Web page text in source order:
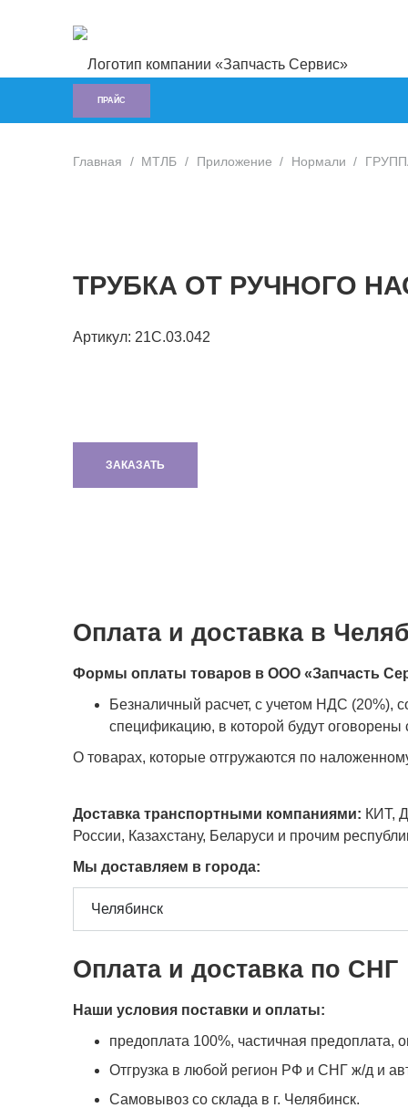
ПРАЙС
Главная / МТЛБ / Приложение / Нормали /
ТРУБКА ОТ РУЧНОГО
Артикул: 21С.03.042
ЗАКАЗАТЬ
Оплата и доставка в
Формы оплаты товаров в ООО «Запчасть
Безналичный расчет, с учетом НДС (20%),
спецификацию, в которой будут оговорены
О товарах, которые отгружаются по
Доставка транспортными компаниями: КИТ,
России, Казахстану, Беларуси и прочим
Мы доставляем в города:
Оплата и доставка по СНГ
Наши условия поставки и оплаты:
предоплата 100%, частичная предоплата,
Отгрузка в любой регион РФ и СНГ ж/д и
Самовывоз со склада в г. Челябинск.